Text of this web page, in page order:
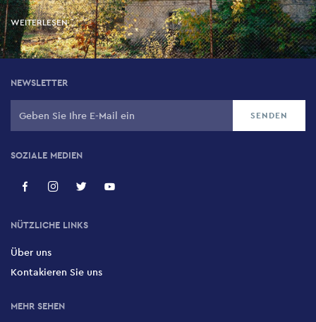
WEITERLESEN
NEWSLETTER
SOZIALE MEDIEN
NÜTZLICHE LINKS
Über uns
Kontakieren Sie uns
MEHR SEHEN